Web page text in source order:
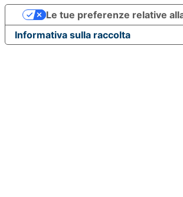
Informativa sulla raccolta
Le tue preferenze relative